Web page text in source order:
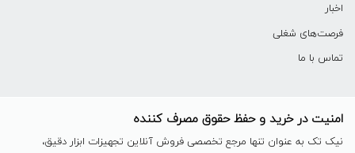
اخبار
فرصت‌های شغلی
تماس با ما
امنیت در خرید و حفظ حقوق مصرف کننده
نیک تک به عنوان تنها مرجع تخصصی فروش آنلاین تجهیزات ابزار دقیق،